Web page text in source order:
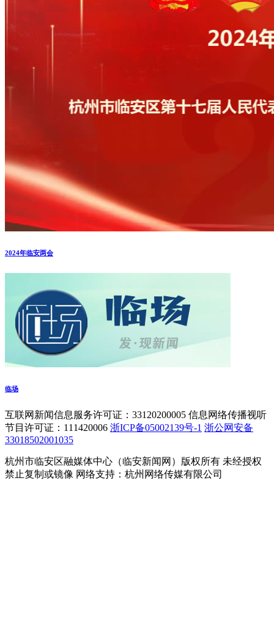
2024年临安两会
临场
互联网新闻信息服务许可证：33120200005 信息网络传播视听
节目许可证：111420006 浙ICP备05002139号-1 浙公网安备
33018502001035
杭州市临安区融媒体中心（临安新闻网）版权所有 未经授权
禁止复制或镜像 网络支持：杭州网络传媒有限公司